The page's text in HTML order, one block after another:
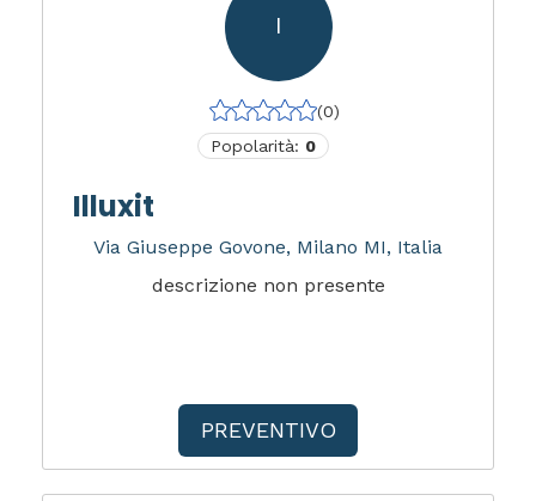
I
(0)
Popolarità: 0
Illuxit
Via Giuseppe Govone, Milano MI, Italia
descrizione non presente
PREVENTIVO